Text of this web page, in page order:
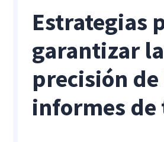
Estrategias
garantizar la
precisión de
informes